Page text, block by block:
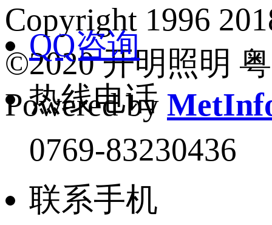
Copyright 1996
©2020 开明照明
Powered by
QQ咨询
热线电话
0769-83230436
联系手机